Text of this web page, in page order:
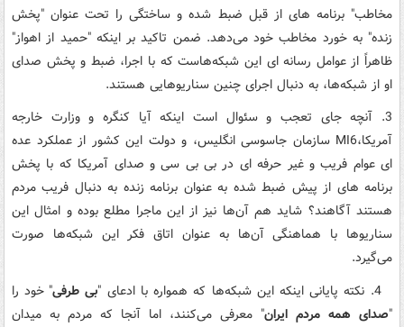
مخاطب" برنامه های از قبل ضبط شده و ساختگی را تحت عنوان "پخش
زنده" به خورد مخاطب خود می‌دهد. ضمن تاکید بر اینکه "حمید از اهواز"
ظاهراً از عوامل رسانه ای این شبکه‌هاست که با اجرا، ضبط و پخش صدای
او از شبکه‌ها، به دنبال اجرای چنین سناریوهایی هستند.
3. آنچه جای تعجب و سئوال است اینکه آیا کنگره و وزارت خارجه
آمریکا،MI6 سازمان جاسوسی انگلیس، و دولت این کشور از عملکرد عده
ای عوام فریب و غیر حرفه ای در بی بی سی و صدای آمریکا که با پخش
برنامه های از پیش ضبط شده به عنوان برنامه زنده به دنبال فریب مردم
هستند آگاهند؟ شاید هم آن‌ها نیز از این ماجرا مطلع بوده و امثال این
سناریوها با هماهنگی آن‌ها به عنوان اتاق فکر این شبکه‌ها صورت
می‌گیرد.
4. نکته پایانی اینکه این شبکه‌ها که همواره با ادعای "
بی طرفی" خود را
"صدای همه مردم ایران" معرفی می‌کنند، اما آنجا که مردم به میدان